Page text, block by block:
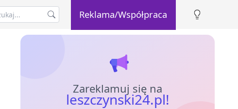
Reklama/Współpraca
Zareklamuj się na
leszczynski24.pl!